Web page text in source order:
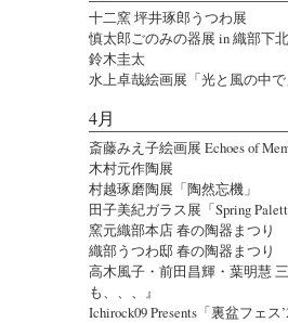
十二窯 坪井琢郎うつわ展
慎太郎ごのみの器展 in 織部下
鈴木圭太
水上卓哉絵画展「光と風の中で
4月
斎藤みえ子絵画展 Echoes of
木村元作陶展
村越琢磨陶展「陶然忘機」
田子美紀ガラス展「Spring
窯元織部本店 春の陶器まつり
織部うつわ邸 春の陶器まつり
高木風子・前田昌輝・葉明慧
も、、、』
Ichirock09 Presents「裏盆フェス